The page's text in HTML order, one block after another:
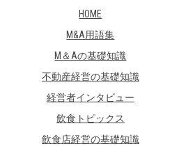
HOME
M&A用語集
M＆Aの基礎知識
不動産経営の基礎知識
経営者インタビュー
飲食トピックス
飲食店経営の基礎知識